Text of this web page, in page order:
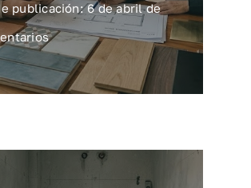
publicación: 6 de abril de
on
Cómo
elegir
empresa
reformas